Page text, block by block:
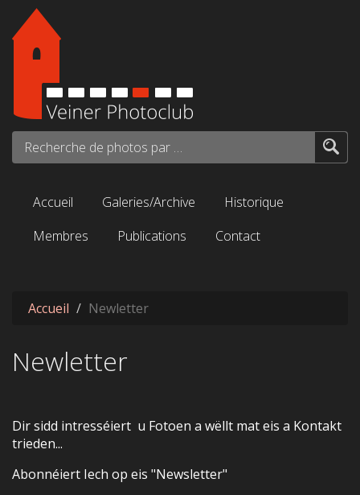
Aller au contenu principal
Recherche de photos par mots-clés...
Accueil Galeries/Archive
Historique
Membres
Publications Contact
Accueil Newletter
Newletter
Dir sidd intresséiert u Fotoen a wëllt mat eis a Kontakt
trieden...
Abonnéiert Iech op eis "Newsletter"